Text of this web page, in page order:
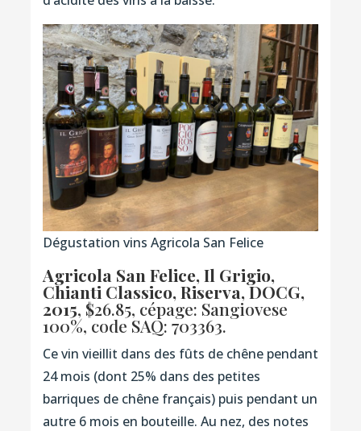
Dégustation vins Agricola San Felice
Agricola San Felice, Il Grigio,
Chianti Classico, Riserva, DOCG,
2015, $26.85, cépage: Sangiovese
100%,code SAQ: 703363.
Ce vin vieillit dans des fûts de chêne pendant
24 mois (dont 25% dans des petites
barriques de chêne français) puis pendant un
autre 6 mois en bouteille. Au nez, des notes